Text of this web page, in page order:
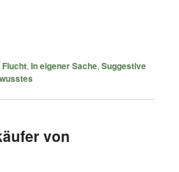
Flucht,In eigener Sache,Suggestive
von